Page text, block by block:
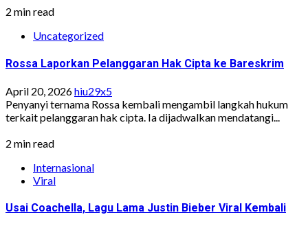
2 min read
Uncategorized
Rossa Laporkan Pelanggaran Hak Cipta ke Bareskrim
April 20, 2026hiu29x5
Penyanyi ternama Rossa kembali mengambil langkah hukum
terkait pelanggaran hak cipta. Ia dijadwalkan mendatangi...
2 min read
Internasional
Viral
Usai Coachella, Lagu Lama Justin Bieber Viral Kembali